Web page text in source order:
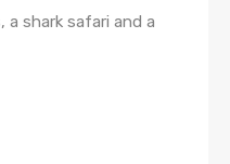
shark safari and a